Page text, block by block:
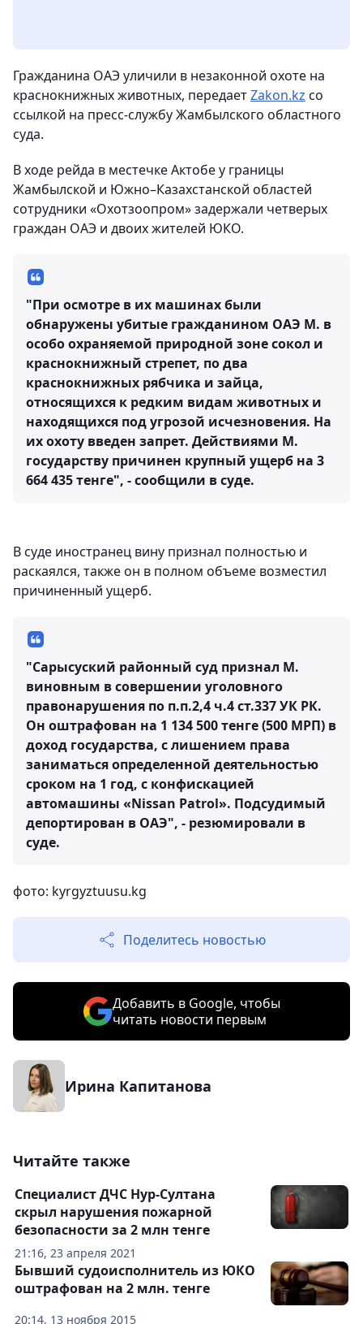
Гражданина ОАЭ уличили в незаконной охоте на
краснокнижных животных, передаетZakon.kz со
ссылкой на пресс-службу Жамбылского областного
суда.
В ходе рейда в местечке Актобе у границы
Жамбылской и Южно–Казахстанской областей
сотрудники «Охотзоопром» задержали четверых
граждан ОАЭ и двоих жителей ЮКО.
"При осмотре в их машинах были
обнаружены убитые гражданином ОАЭ М. в
особо охраняемой природной зоне сокол и
краснокнижный стрепет, по два
краснокнижных рябчика и зайца,
относящихся к редким видам животных и
находящихся под угрозой исчезновения. На
их охоту введен запрет. Действиями М.
государству причинен крупный ущерб на 3
664 435 тенге", - сообщили в суде.
В суде иностранец вину признал полностью и
раскаялся, также он в полном объеме возместил
причиненный ущерб.
"Сарысуский районный суд признал М.
виновным в совершении уголовного
правонарушения по п.п.2,4 ч.4 ст.337 УК РК.
Он оштрафован на 1 134 500 тенге (500 МРП) в
доход государства, с лишением права
заниматься определенной деятельностью
сроком на 1 год, с конфискацией
автомашины «Nissan Patrol». Подсудимый
депортирован в ОАЭ", - резюмировали в
суде.
фото: kyrgyztuusu.kg
Поделитесь новостью
Добавить в Google, чтобы
читать новости первым
Ирина Капитанова
Читайте также
21:16, 23 апреля 2021
Специалист ДЧС Нур-Султана
скрыл нарушения пожарной
безопасности за 2 млн тенге
20:14, 13 ноября 2015
Бывший судоисполнитель из ЮКО
оштрафован на 2 млн. тенге